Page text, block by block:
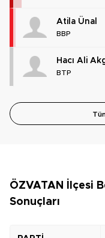
Atila Ünal
BBP
Hacı Ali
BTP
ÖZVATAN İlçesi
Sonuçları